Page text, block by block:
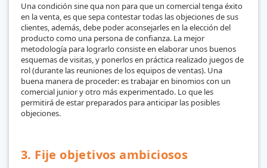
Una condición sine qua non para que un comercial tenga éxito
en la venta, es que sepa contestar todas las objeciones de sus
clientes, además, debe poder aconsejarles en la elección del
producto como una persona de confianza. La mejor
metodología para lograrlo consiste en elaborar unos buenos
esquemas de visitas, y ponerlos en práctica realizado juegos de
rol (durante las reuniones de los equipos de ventas). Una
buena manera de proceder: es trabajar en binomios con un
comercial junior y otro más experimentado. Lo que les
permitirá de estar preparados para anticipar las posibles
objeciones.
3. Fije objetivos ambiciosos